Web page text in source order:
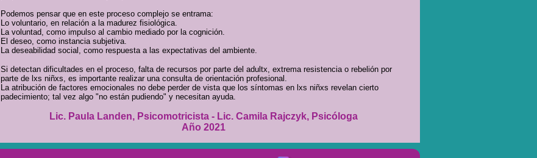
Podemos pensar que en este proceso complejo se entrama:
Lo voluntario, en relación a la madurez fisiológica.
La voluntad, como impulso al cambio mediado por la cognición.
El deseo, como instancia subjetiva.
La deseabilidad social, como respuesta a las expectativas del ambiente.
Si detectan dificultades en el proceso, falta de recursos por parte del adultx, extrema resistencia o rebelión por
parte de lxs niñxs, es importante realizar una consulta de orientación profesional.
La atribución de factores emocionales no debe perder de vista que los síntomas en lxs niñxs revelan cierto
padecimiento; tal vez algo "no están pudiendo" y necesitan ayuda.
Lic. Paula Landen, Psicomotricista - Lic. Camila Rajczyk, Psicóloga
Año 2021